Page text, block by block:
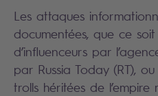
Les attaques
documentées, que ce soit
d’influenceurs par
par Russia Today (RT), ou
trolls héritées de l’empire